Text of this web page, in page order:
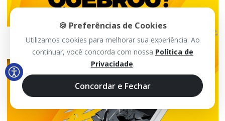
🍪 Preferências de Cookies
Utilizamos cookies para melhorar sua experiência. Ao
continuar, você concorda com nossa Política de
Privacidade.
Concordar e Fechar